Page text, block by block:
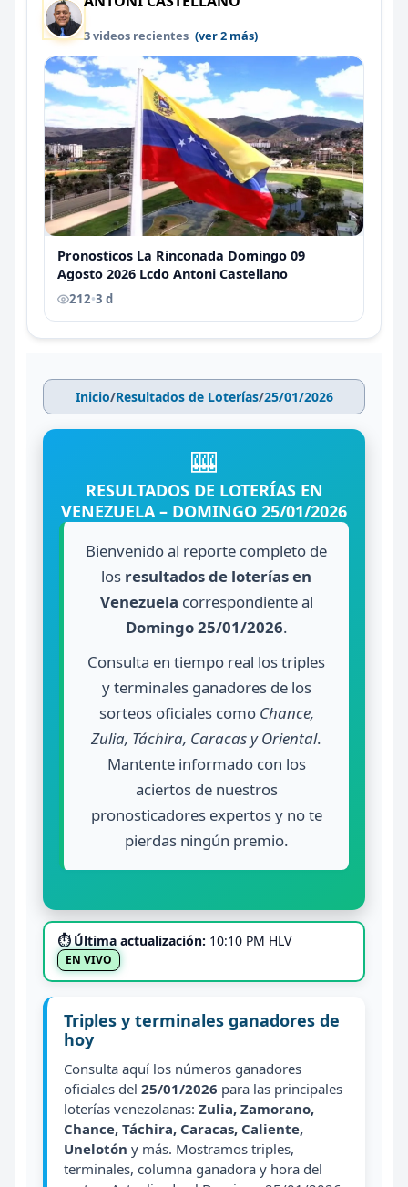
3 videos recientes (ver 2 más)
Pronosticos La Rinconada Domingo 09
Agosto 2026 Lcdo Antoni Castellano
212•3 d
Inicio/Resultados de Loterías/25/01/2026
🎰
RESULTADOS DE LOTERÍAS EN
VENEZUELA – DOMINGO 25/01/2026
Bienvenido al reporte completo de
los resultados de loterías en
Venezuela correspondiente al
Domingo 25/01/2026.
Consulta en tiempo real los triples
y terminales ganadores de los
sorteos oficiales como Chance,
Zulia, Táchira, Caracas y Oriental.
Mantente informado con los
aciertos de nuestros
pronosticadores expertos y no te
pierdas ningún premio.
⏱ Última actualización: 10:10 PM HLV
EN VIVO
Triples y terminales ganadores de
hoy
Consulta aquí los números ganadores
oficiales del 25/01/2026 para las principales
loterías venezolanas: Zulia, Zamorano,
Chance, Táchira, Caracas, Caliente,
Unelotón y más. Mostramos triples,
terminales, columna ganadora y hora del